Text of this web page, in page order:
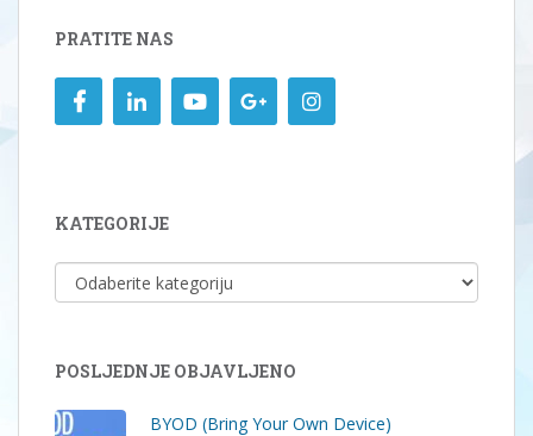
PRATITE NAS
KATEGORIJE
KATEGORIJE
POSLJEDNJE OBJAVLJENO
BYOD (Bring Your Own Device)